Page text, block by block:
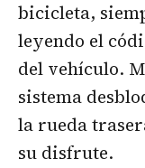
bicicleta,
leyendo el
del vehículo.
sistema
la rueda
su disfrute.